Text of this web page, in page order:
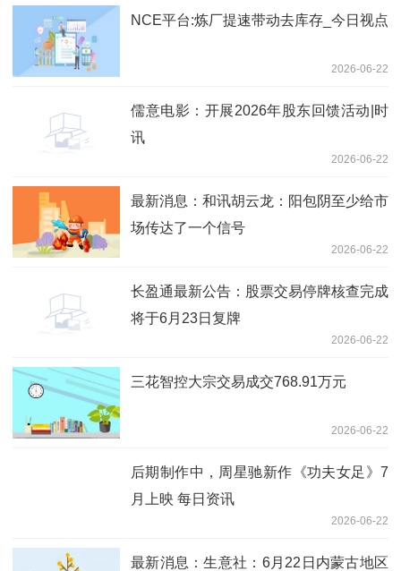
NCE平台:炼厂提速带动去库存_今日视点
2026-06-22
儒意电影：开展2026年股东回馈活动|时
讯
2026-06-22
最新消息：和讯胡云龙：阳包阴至少给市
场传达了一个信号
2026-06-22
长盈通最新公告：股票交易停牌核查完成
将于6月23日复牌
2026-06-22
三花智控大宗交易成交768.91万元
2026-06-22
后期制作中，周星驰新作《功夫女足》7
月上映 每日资讯
2026-06-22
最新消息：生意社：6月22日内蒙古地区